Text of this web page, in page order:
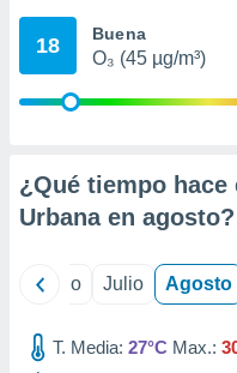
e
publicidad
18 Buena
O₃ (45 µg/m³)
¿Qué tiempo hace
Urbana en agosto?
Junio Julio Agosto
T. Media: 27°C Max.: